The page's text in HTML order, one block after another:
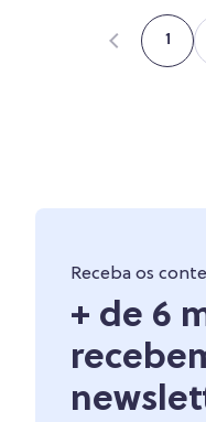
1
Receba os
+ de 6